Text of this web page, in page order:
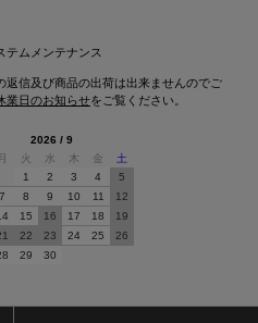
テムメンテナンス
返信及び商品の出荷は出来ませんのでご
業日のお知らせをご覧ください。
2026 / 9
月 火 水 木 金
土
1
2 3 4
5
7 8 9 10 11
12
15 16 17 18
19
22 23 24 25
26
29 30